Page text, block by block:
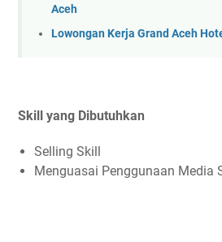
Aceh
Lowongan Kerja Grand Aceh
Skill yang Dibutuhkan
Selling Skill
Menguasai Penggunaan Media